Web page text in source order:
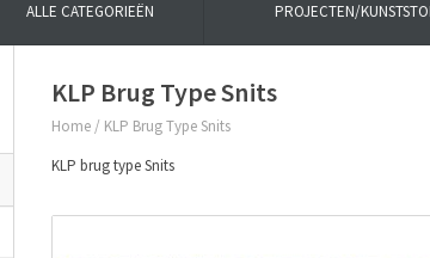
ALLE CATEGORIEËN PROJECTEN/
KLP Brug Type Snits
Home / KLP Brug Type Snits
KLP brug type Snits